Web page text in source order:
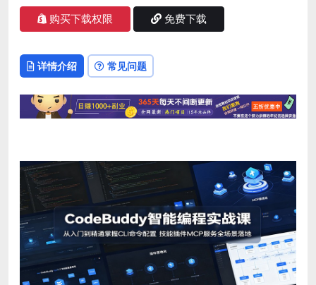
购买下载权限 免费下载
详情介绍 常见问题